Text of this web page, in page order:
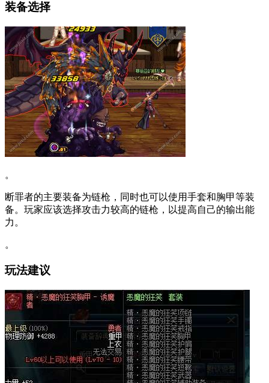
装备选择
。
断罪者的主要装备为链枪，同时也可以使用手套和胸甲等装
备。玩家应该选择攻击力较高的链枪，以提高自己的输出能
力。
。
玩法建议